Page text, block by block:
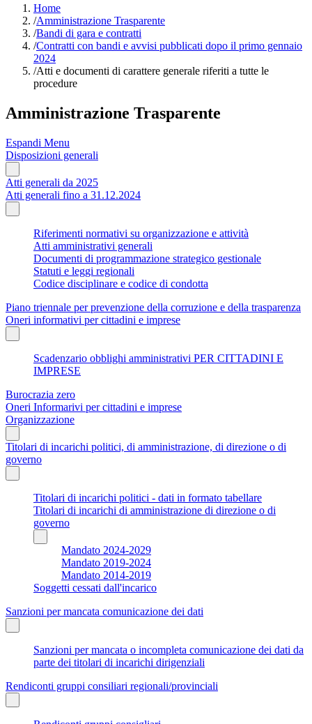
Home
/Amministrazione Trasparente
/Bandi di gara e contratti
/Contratti con bandi e avvisi pubblicati dopo il primo gennaio
2024
/Atti e documenti di carattere generale riferiti a tutte le
procedure
Amministrazione Trasparente
Espandi Menu
Disposizioni generali
Atti generali da 2025
Atti generali fino a 31.12.2024
Riferimenti normativi su organizzazione e attività
Atti amministrativi generali
Documenti di programmazione strategico gestionale
Statuti e leggi regionali
Codice disciplinare e codice di condotta
Piano triennale per prevenzione della corruzione e della trasparenza
Oneri informativi per cittadini e imprese
Scadenzario obblighi amministrativi PER CITTADINI E
IMPRESE
Burocrazia zero
Oneri Informarivi per cittadini e imprese
Organizzazione
Titolari di incarichi politici, di amministrazione, di direzione o di
governo
Titolari di incarichi politici - dati in formato tabellare
Titolari di incarichi di amministrazione di direzione o di
governo
Mandato 2024-2029
Mandato 2019-2024
Mandato 2014-2019
Soggetti cessati dall'incarico
Sanzioni per mancata comunicazione dei dati
Sanzioni per mancata o incompleta comunicazione dei dati da
parte dei titolari di incarichi dirigenziali
Rendiconti gruppi consiliari regionali/provinciali